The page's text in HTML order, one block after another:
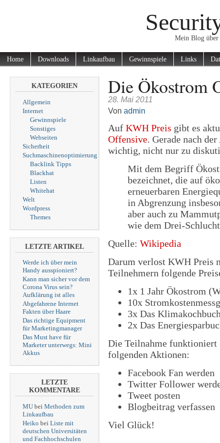
Mein Blog
Home Downloads Linkaufbau Gewinnspiele Links
KATEGORIEN
Allgemein
Internet
Gewinnspiele
Sonstiges
Webseiten
Sicherheit
Suchmaschinenoptimierung
Backlink Tipps
Blackhat
Listen
Whitehat
Welt
Wordpress
Themes
LETZTE ARTIKEL
Werde ich über mein
Handy ausspioniert?
Kann man sicher vor dem
Corona Virus sein?
Aufklärung ist alles
Abgefahrene Internet
Fakten über Haare
Das richtige Equipment
für Marketingmanager
Das Must have für
Marketer unterwegs: Mini
Akkus
LETZTE
KOMMENTARE
MU bei Methoden zum
Linkaufbau
Heiko bei Liste mit
deutschen Universitäten
und Fachhochschulen
Die Ökostrom
28. Mai 2011
Von admin
Auf KWH Preis gibt es
Offensive. Gerade nach
wichtig, nicht nur zu
Mit dem Begriff
bezeichnet, die auf
erneuerbaren
in Abgrenzung
aber auch zu
wie dem Drei-
Quelle: Wikipedia
Darum verlost KWH Preis
Teilnehmern folgende
1x 1 Jahr Ökostrom
10x
3x Das
2x Das
Die Teilnahme funktioniert
folgenden Aktionen:
Facebook Fan werden
Twitter Follower
Tweet posten
Blogbeitrag verfassen
Viel Glück!